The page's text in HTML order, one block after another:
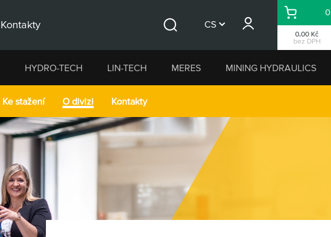
Kontakty CS
0,00 Kč
bez DPH
Košík
0
HYDRO-TECH LIN-TECH MERES MINING HYDRAULICS
Ke stažení O divizi Kontakty